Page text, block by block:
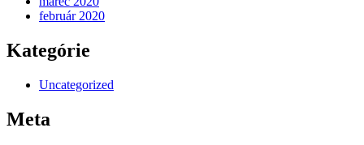
február 2020
Kategórie
Uncategorized
Meta